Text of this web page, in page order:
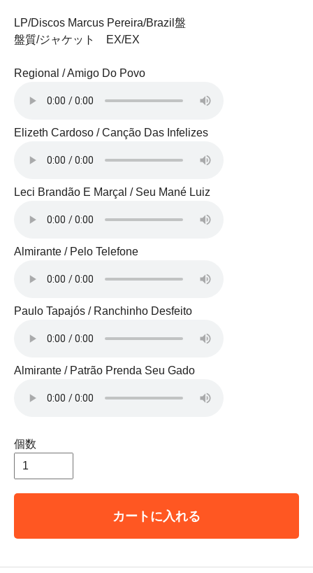
LP/Discos Marcus Pereira/Brazil盤
盤質/ジャケット EX/EX
Regional / Amigo Do Povo
Elizeth Cardoso / Canção Das Infelizes
Leci Brandão E Marçal / Seu Mané Luiz
Almirante / Pelo Telefone
Paulo Tapajós / Ranchinho Desfeito
Almirante / Patrão Prenda Seu Gado
個数
カートに入れる